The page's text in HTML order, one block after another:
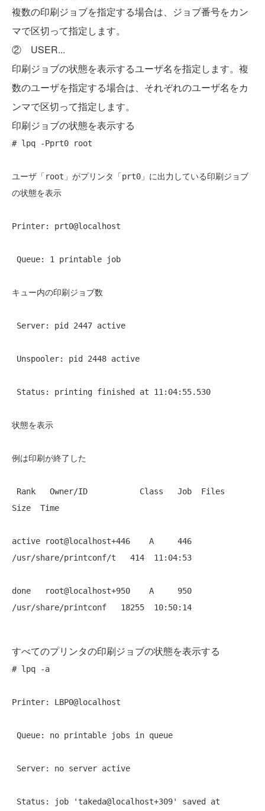
複数の印刷ジョブを指定する場合は、ジョブ番号をカン
マで区切って指定します。
② USER...
印刷ジョブの状態を表示するユーザ名を指定します。複
数のユーザを指定する場合は、それぞれのユーザ名をカ
ンマで区切って指定します。
印刷ジョブの状態を表示する
# lpq -Pprt0 root
ユーザ「root」がプリンタ「prt0」に出力している印刷ジョブ
の状態を表示
Printer: prt0@localhost
Queue: 1 printable job
キュー内の印刷ジョブ数
Server: pid 2447 active
Unspooler: pid 2448 active
Status: printing finished at 11:04:55.530
状態を表示
例は印刷が終了した
Size  Time
active root@localhost+446    A     446
/usr/share/printconf/t   414  11:04:53
done   root@localhost+950    A     950
/usr/share/printconf   18255  10:50:14
すべてのプリンタの印刷ジョブの状態を表示する
# lpq -a
Printer: LBP0@localhost
Queue: no printable jobs in queue
Server: no server active